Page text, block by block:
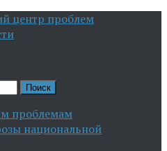
центр проблем
проблемам
национальной